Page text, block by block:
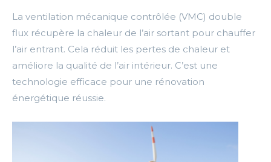
La ventilation mécanique contrôlée (VMC) double
flux récupère la chaleur de l’air sortant pour chauffer
l’air entrant. Cela réduit les pertes de chaleur et
améliore la qualité de l’air intérieur. C’est une
technologie efficace pour une rénovation
énergétique réussie.